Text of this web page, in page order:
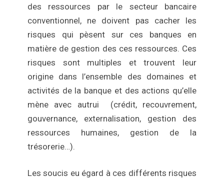
des ressources par le secteur bancaire
conventionnel, ne doivent pas cacher les
risques qui pèsent sur ces banques en
matière de gestion des ces ressources. Ces
risques sont multiples et trouvent leur
origine dans l’ensemble des domaines et
activités de la banque et des actions qu’elle
mène avec autrui (crédit, recouvrement,
gouvernance, externalisation, gestion des
ressources humaines, gestion de la
trésorerie…).
Les soucis eu égard à ces différents risques